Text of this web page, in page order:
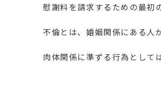
慰謝料を請求するための最初
不倫とは、婚姻関係にある人
肉体関係に準ずる行為として